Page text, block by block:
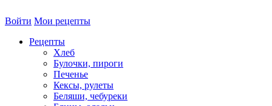
Войти Мои рецепты
Рецепты
Хлеб
Булочки, пироги
Печенье
Кексы, рулеты
Беляши, чебуреки